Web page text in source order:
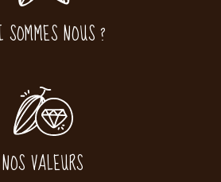
NOUS ?
NOS VALEURS